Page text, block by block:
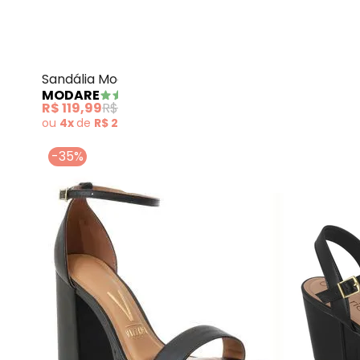
Sandália Modare (Preto) em Sintético
MODARE
R$ 119,99R$ 139,99
ou 4xde R$ 29,99
-35%